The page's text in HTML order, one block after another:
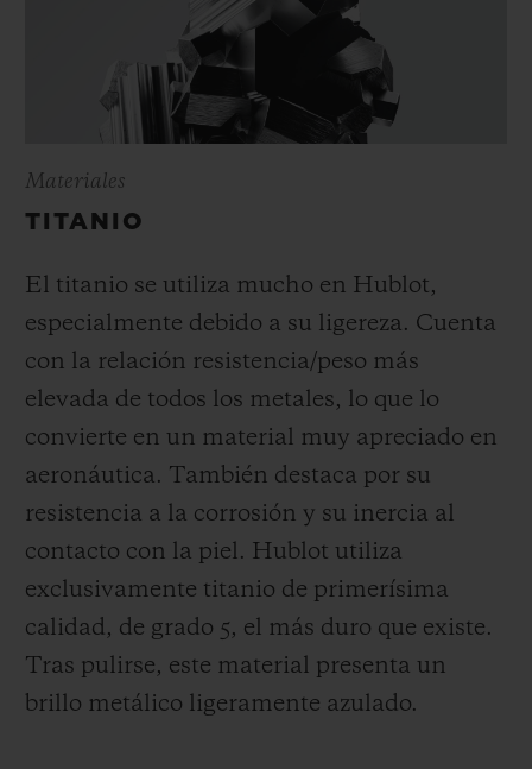
Materiales
TITANIO
El titanio se utiliza mucho en Hublot,
especialmente debido a su ligereza. Cuenta
con la relación resistencia/peso más
elevada de todos los metales, lo que lo
convierte en un material muy apreciado en
aeronáutica. También destaca por su
resistencia a la corrosión y su inercia al
contacto con la piel. Hublot utiliza
exclusivamente titanio de primerísima
calidad, de grado 5, el más duro que existe.
Tras pulirse, este material presenta un
brillo metálico ligeramente azulado.